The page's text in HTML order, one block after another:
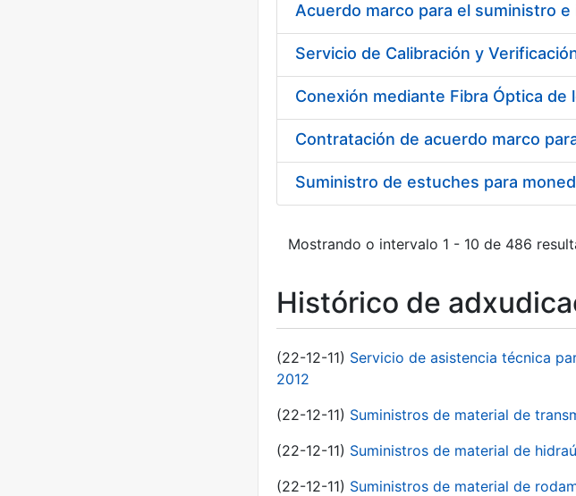
Acuerdo marco para el suministro
Suministro de estuches para
Mostrando o intervalo 1 - 10 de 486
Histórico de
(22-12-11) Servicio de asistencia técnica
2012
(22-12-11) Suministros de material de
(22-12-11) Suministros de material de
(22-12-11) Suministros de material de